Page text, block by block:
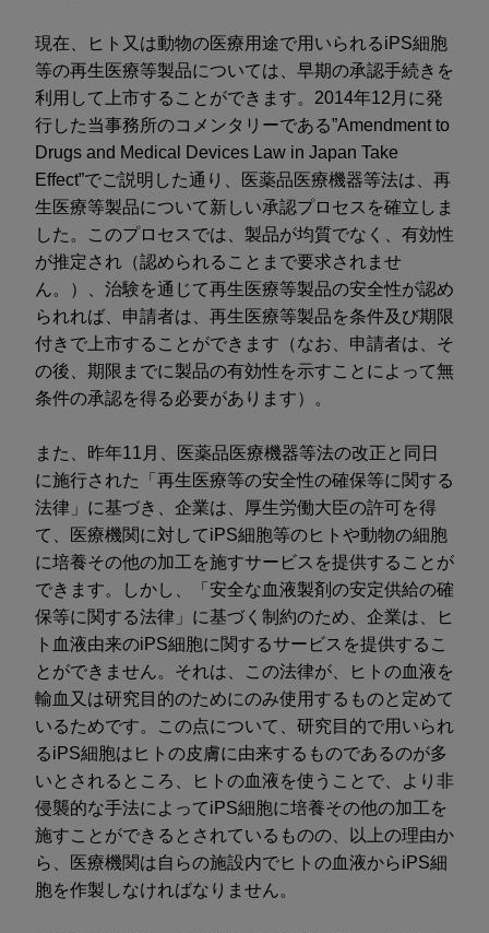
現在、ヒト又は動物の医療用途で用いられるiPS細胞
等の再生医療等製品については、早期の承認手続きを
利用して上市することができます。2014年12月に発
行した当事務所のコメンタリーである”Amendment to
Drugs and Medical Devices Law in Japan Take
Effect”でご説明した通り、医薬品医療機器等法は、再
生医療等製品について新しい承認プロセスを確立しま
した。このプロセスでは、製品が均質でなく、有効性
が推定され（認められることまで要求されませ
ん。）、治験を通じて再生医療等製品の安全性が認め
られれば、申請者は、再生医療等製品を条件及び期限
付きで上市することができます（なお、申請者は、そ
の後、期限までに製品の有効性を示すことによって無
条件の承認を得る必要があります）。
また、昨年11月、医薬品医療機器等法の改正と同日
に施行された「再生医療等の安全性の確保等に関する
法律」に基づき、企業は、厚生労働大臣の許可を得
て、医療機関に対してiPS細胞等のヒトや動物の細胞
に培養その他の加工を施すサービスを提供することが
できます。しかし、「安全な血液製剤の安定供給の確
保等に関する法律」に基づく制約のため、企業は、ヒ
ト血液由来のiPS細胞に関するサービスを提供するこ
とができません。それは、この法律が、ヒトの血液を
輸血又は研究目的のためにのみ使用するものと定めて
いるためです。この点について、研究目的で用いられ
るiPS細胞はヒトの皮膚に由来するものであるのが多
いとされるところ、ヒトの血液を使うことで、より非
侵襲的な手法によってiPS細胞に培養その他の加工を
施すことができるとされているものの、以上の理由か
ら、医療機関は自らの施設内でヒトの血液からiPS細
胞を作製しなければなりません。